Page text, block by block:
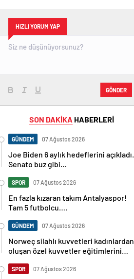
HIZLI YORUM YAP
GÖNDER
SON DAKİKA HABERLERİ
GÜNDEM 07 Ağustos 2026
Joe Biden 6 aylık hedeflerini açıkladı.
Senato buz gibi…
SPOR 07 Ağustos 2026
En fazla kızaran takım Antalyaspor!
Tam 5 futbolcu….
GÜNDEM 07 Ağustos 2026
Norweç silahlı kuvvetleri kadınlardan
oluşan özel kuvvetler eğitimlerini
SPOR 07 Ağustos 2026